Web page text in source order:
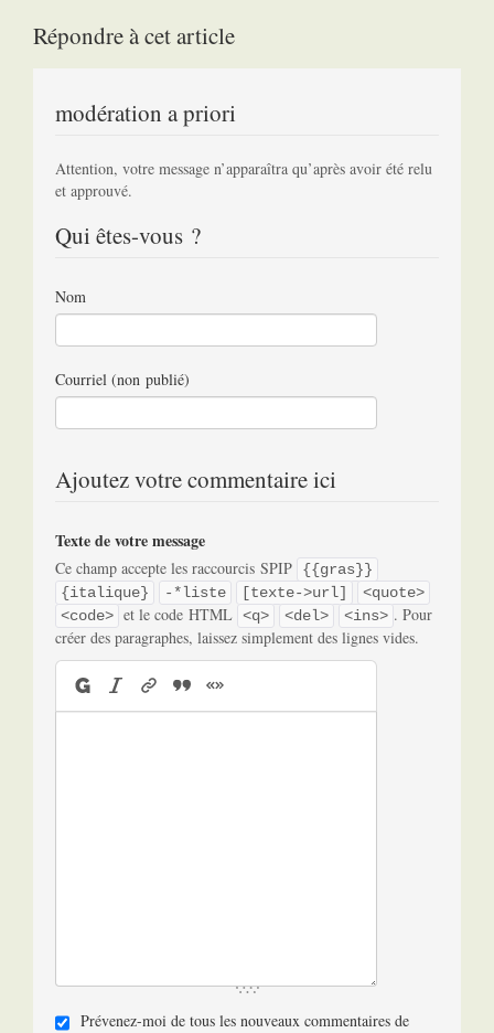
Répondre à cet article
modération a priori
Attention, votre message n’apparaîtra qu’après avoir été relu
et approuvé.
Qui êtes-vous ?
Nom
Courriel (non publié)
Ajoutez votre commentaire ici
Texte de votre message
Ce champ accepte les raccourcis SPIP
{{gras}}
{italique}
-*liste [texte->url]
<quote>
<code> et le code HTML <q> <del> <ins> . Pour
créer des paragraphes, laissez simplement des lignes vides.
Prévenez-moi de tous les nouveaux commentaires de